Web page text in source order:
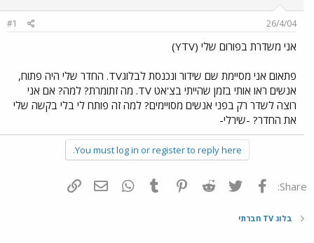
ש
א
ר
26/4/04
#1
אני משדרת בפורום שלי (YTV)
פתאום אני מסיימת שם שידור ונכנסת לבלוגTV. החדר שלי היה פתוח,
אנשים ראו אותי בזמן שהייתי בצ'אט TV. מה זתומרת? למה? אם אני
רוצה לשדר רק בפני אנשים מסויימים? למה זה פותח לי בלי בקשה שלי
את החדר? -שירלי-
You must log in or register to reply here.
Share: פייסבוק Twitter
Reddit
Pinterest
Tumblr
WhatsAppדואר אלקטרוני
בלוג TV חברתי